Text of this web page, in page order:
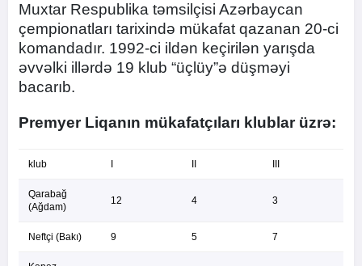
Muxtar Respublika təmsilçisi Azərbaycan
çempionatları tarixində mükafat qazanan 20-ci
komandadır. 1992-ci ildən keçirilən yarışda
əvvəlki illərdə 19 klub “üçlüy”ə düşməyi
bacarıb.
Premyer Liqanın mükafatçıları klublar üzrə:
klub
Qarabağ
(Ağdam)
12 4 3
Neftçi (Bakı) 9 5 7